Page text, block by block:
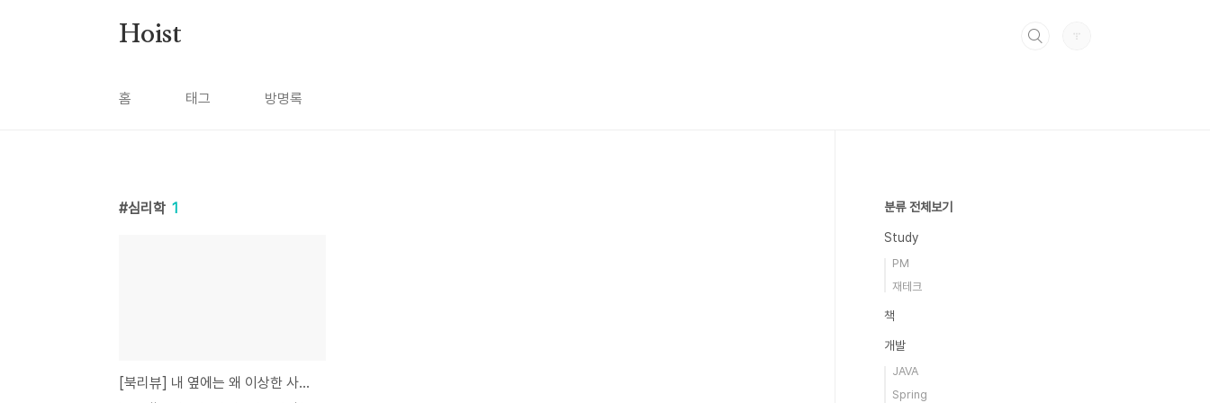
Hoist
홈 태그 방명록
심리학 1
[북리뷰] 내 옆에는 왜 이상한 사람이 많을까
분류 전체보기
Study
PM
재테크
책
개발
JAVA
Spring